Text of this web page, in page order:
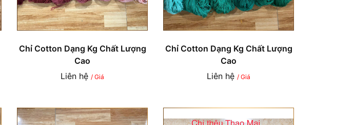
Chỉ Cotton Dạng Kg Chất Lượng
Cao
Liên hệ / Giá
Chỉ Cotton Dạng Kg Chất Lượng
Cao
Liên hệ / Giá